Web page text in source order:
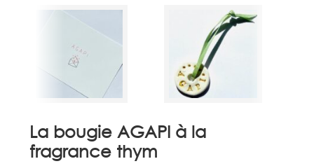
La bougie AGAPI à la
fragrance thym